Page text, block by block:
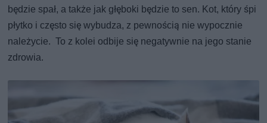
będzie spał, a także jak głęboki będzie to sen. Kot, który śpi
płytko i często się wybudza, z pewnością nie wypocznie
należycie. To z kolei odbije się negatywnie na jego stanie
zdrowia.